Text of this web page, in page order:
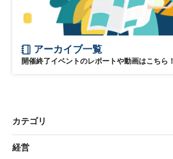
アーカイブ一覧
開催終了イベントのレポートや動画はこちら！
カテゴリ
経営